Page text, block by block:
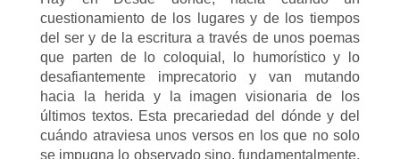
cuestionamiento de los lugares y de los tiempos
del ser y de la escritura a través de unos poemas
que parten de lo coloquial, lo humorístico y lo
desafiantemente imprecatorio y van mutando
hacia la herida y la imagen visionaria de los
últimos textos. Esta precariedad del dónde y del
cuándo atraviesa unos versos en los que no solo
se impugna lo observado sino, fundamentalmente,